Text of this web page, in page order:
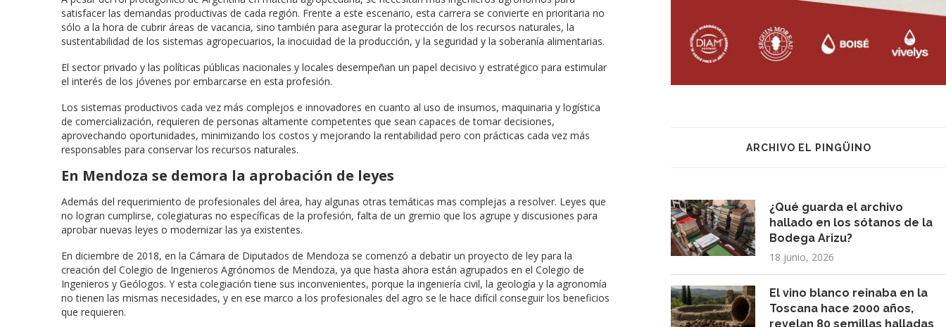
satisfacer las demandas productivas de cada región. Frente a este escenario, esta carrera se convierte en prioritaria no
sólo a la hora de cubrir áreas de vacancia, sino también para asegurar la protección de los recursos naturales, la
sustentabilidad de los sistemas agropecuarios, la inocuidad de la producción, y la seguridad y la soberanía alimentarias.
El sector privado y las políticas públicas nacionales y locales desempeñan un papel decisivo y estratégico para estimular
el interés de los jóvenes por embarcarse en esta profesión.
Los sistemas productivos cada vez más complejos e innovadores en cuanto al uso de insumos, maquinaria y logística
de comercialización, requieren de personas altamente competentes que sean capaces de tomar decisiones,
aprovechando oportunidades, minimizando los costos y mejorando la rentabilidad pero con prácticas cada vez más
responsables para conservar los recursos naturales.
En Mendoza se demora la aprobación de leyes
Además del requerimiento de profesionales del área, hay algunas otras temáticas mas complejas a resolver. Leyes que
no logran cumplirse, colegiaturas no específicas de la profesión, falta de un gremio que los agrupe y discusiones para
aprobar nuevas leyes o modernizar las ya existentes.
En diciembre de 2018, en la Cámara de Diputados de Mendoza se comenzó a debatir un proyecto de ley para la
creación del Colegio de Ingenieros Agrónomos de Mendoza, ya que hasta ahora están agrupados en el Colegio de
Ingenieros y Geólogos. Y esta colegiación tiene sus inconvenientes, porque la ingeniería civil, la geología y la agronomía
no tienen las mismas necesidades, y en ese marco a los profesionales del agro se le hace difícil conseguir los beneficios
que requieren.
ARCHIVO EL PINGÜINO
¿Qué guarda el archivo
hallado en los sótanos de la
Bodega Arizu?
18 junio, 2026
El vino blanco reinaba en la
Toscana hace 2000 años,
revelan 80 semillas halladas